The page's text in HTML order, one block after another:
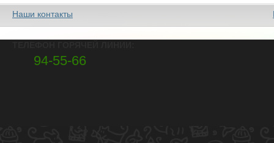
Наши контакты
94-55-66